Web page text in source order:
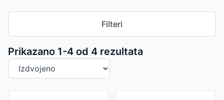
Filteri
Prikazano 1-4 od 4 rezultata
Sortiranje proizvoda